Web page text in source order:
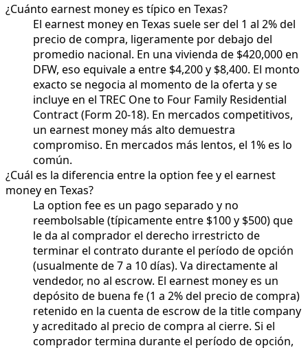
¿Cuánto earnest money es típico en Texas?
El earnest money en Texas suele ser del 1 al 2% del
precio de compra, ligeramente por debajo del
promedio nacional. En una vivienda de $420,000 en
DFW, eso equivale a entre $4,200 y $8,400. El monto
exacto se negocia al momento de la oferta y se
incluye en el TREC One to Four Family Residential
Contract (Form 20-18). En mercados competitivos,
un earnest money más alto demuestra
compromiso. En mercados más lentos, el 1% es lo
común.
¿Cuál es la diferencia entre la option fee y el earnest
money en Texas?
La option fee es un pago separado y no
reembolsable (típicamente entre $100 y $500) que
le da al comprador el derecho irrestricto de
terminar el contrato durante el período de opción
(usualmente de 7 a 10 días). Va directamente al
vendedor, no al escrow. El earnest money es un
depósito de buena fe (1 a 2% del precio de compra)
retenido en la cuenta de escrow de la title company
y acreditado al precio de compra al cierre. Si el
comprador termina durante el período de opción,